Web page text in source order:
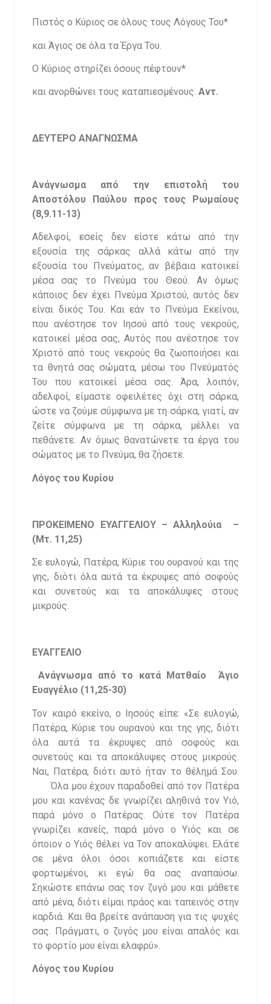
Πιστός ο Κύριος σε όλους τους Λόγους Του*
και Άγιος σε όλα τα Έργα Του.
Ο Κύριος στηρίζει όσους πέφτουν*
και ανορθώνει τους καταπιεσμένους.Αντ.
ΔΕΥΤΕΡΟ ΑΝΑΓΝΩΣΜΑ
Ανάγνωσμα από την επιστολή του
Αποστόλου Παύλου προς τους Ρωμαίους
(8,9.11-13)
Αδελφοί, εσείς δεν είστε κάτω από την
εξουσία της σάρκας αλλά κάτω από την
εξουσία του Πνεύματος, αν βέβαια κατοικεί
μέσα σας το Πνεύμα του Θεού. Αν όμως
κάποιος δεν έχει Πνεύμα Χριστού, αυτός δεν
είναι δικός Του. Και εάν το Πνεύμα Εκείνου,
που ανέστησε τον Ιησού από τους νεκρούς,
κατοικεί μέσα σας, Αυτός που ανέστησε τον
Χριστό από τους νεκρούς θα ζωοποιήσει και
τα θνητά σας σώματα, μέσω του Πνεύματός
Του που κατοικεί μέσα σας. Άρα, λοιπόν,
αδελφοί, είμαστε οφειλέτες όχι στη σάρκα,
ώστε να ζούμε σύμφωνα με τη σάρκα, γιατί, αν
ζείτε σύμφωνα με τη σάρκα, μέλλει να
πεθάνετε. Αν όμως θανατώνετε τα έργα του
σώματος με το Πνεύμα, θα ζήσετε.
Λόγος του Κυρίου
ΠΡΟΚΕΙΜΕΝΟ ΕΥΑΓΓΕΛΙΟΥ – Αλληλούια
–
(Μτ. 11,25)
Σε ευλογώ, Πατέρα, Κύριε του ουρανού και της
γης, διότι όλα αυτά τα έκρυψες από σοφούς
και συνετούς και τα αποκάλυψες στους
μικρούς.
ΕΥΑΓΓΕΛΙΟ
Ανάγνωσμα από το κατά Ματθαίο Άγιο
Ευαγγέλιο (11,25-30)
Τον καιρό εκείνο, ο Ιησούς είπε: «Σε ευλογώ,
Πατέρα, Κύριε του ουρανού και της γης, διότι
όλα αυτά τα έκρυψες από σοφούς και
συνετούς και τα αποκάλυψες στους μικρούς.
Ναι, Πατέρα, διότι αυτό ήταν το θέλημά Σου.
Όλα μου έχουν παραδοθεί από τον Πατέρα
μου και κανένας δε γνωρίζει αληθινά τον Υιό,
παρά μόνο ο Πατέρας. Ούτε τον Πατέρα
γνωρίζει κανείς, παρά μόνο ο Υιός και σε
όποιον ο Υιός θέλει να Τον αποκαλύψει. Ελάτε
σε μένα όλοι όσοι κοπιάζετε και είστε
φορτωμένοι, κι εγώ θα σας αναπαύσω.
Σηκώστε επάνω σας τον ζυγό μου και μάθετε
από μένα, διότι είμαι πράος και ταπεινός στην
καρδιά. Και θα βρείτε ανάπαυση για τις ψυχές
σας. Πράγματι, ο ζυγός μου είναι απαλός και
το φορτίο μου είναι ελαφρύ».
Λόγος του Κυρίου